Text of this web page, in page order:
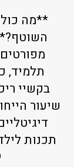
**מה
תלמיד,
בקשיי
שיעור
תכנות